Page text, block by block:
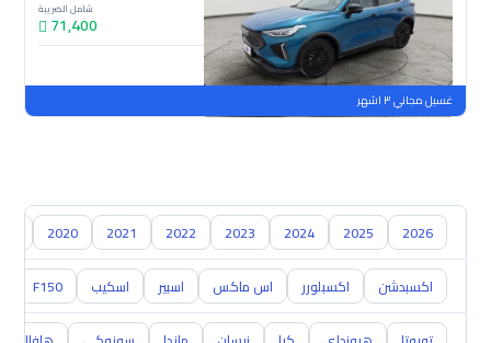
شامل الضريبة
71,400
جديدة
ملوحة
غسيل مجاني ٣ اشهر
2026
2025
2024
2023
2022
2021
2020
اكسبدشن اكسبلورر اس ماكس اسبير اسكيب F150